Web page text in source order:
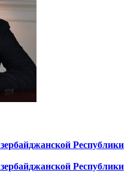
Республики
Республики